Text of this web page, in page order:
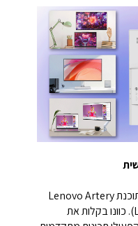
התאימו את חוויית השימוש בעזרת תוכנת ‎Lenovo Artery‎
‏(מנהל אביזרים ותצוגה של Lenovo). כוונו בקלות את